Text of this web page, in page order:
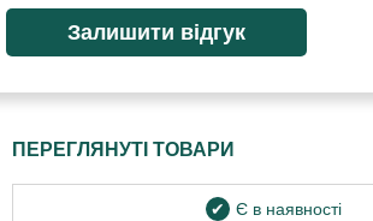
ПЕРЕГЛЯНУТІ ТОВАРИ
Є в наявності